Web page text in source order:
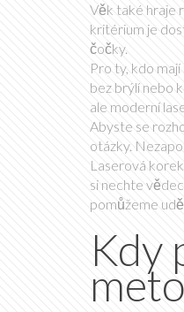
Věk také hraje
kritérium je
čočky.
Pro ty, kdo
bez brýlí nebo
ale moderní
Abyste se
otázky.
Laserová
si nechte
pomůžeme
Kdy